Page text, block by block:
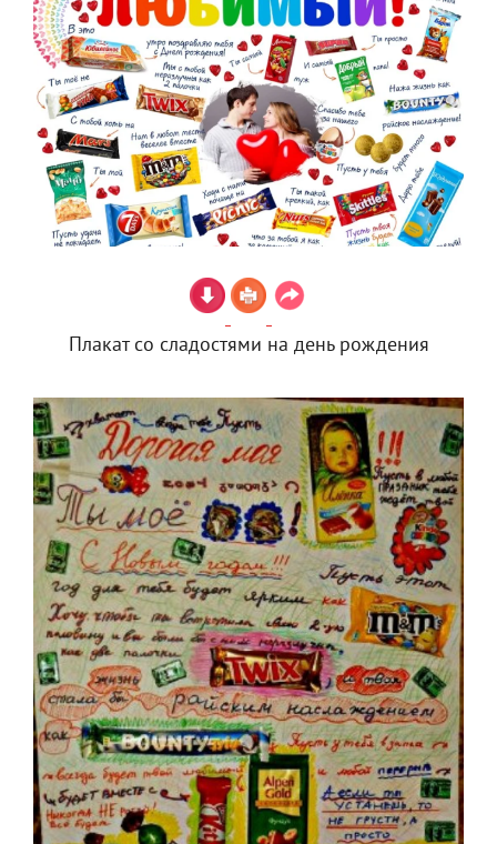
Плакат со сладостями на день рождения